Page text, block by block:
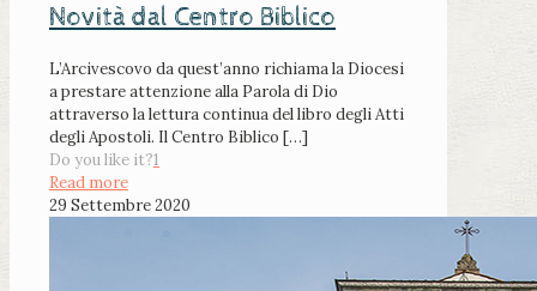
Novità dal Centro Biblico
L’Arcivescovo da quest’anno richiama la Diocesi
a prestare attenzione alla Parola di Dio
attraverso la lettura continua del libro degli Atti
degli Apostoli. Il Centro Biblico […]
Do you like it?1
Read more
29 Settembre 2020